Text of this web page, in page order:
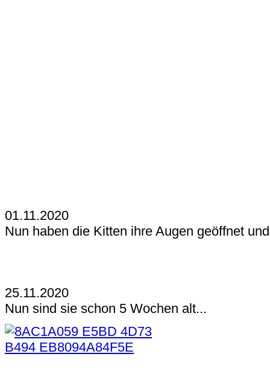
01.11.2020
Nun haben die Kitten ihre Augen geöffnet
25.11.2020
Nun sind sie schon 5 Wochen alt...